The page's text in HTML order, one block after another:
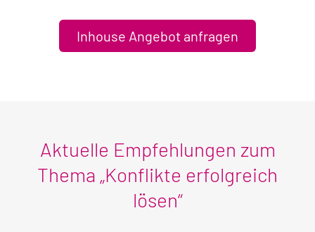
Inhouse Angebot anfragen
Aktuelle Empfehlungen zum
Thema „Konflikte erfolgreich
lösen“